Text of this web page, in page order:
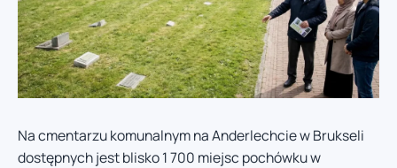
Na cmentarzu komunalnym na Anderlechcie w Brukseli
dostępnych jest blisko 1 700 miejsc pochówku w